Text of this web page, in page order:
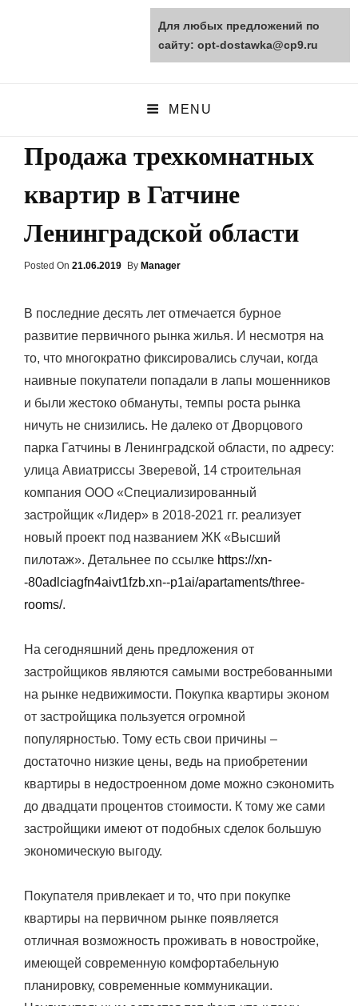
opt-dostawka.ru
MENU
Продажа трехкомнатных
квартир в Гатчине
Ленинградской области
Posted On Posted
21.06.2019 By Manager
В последние десять лет отмечается бурное
развитие первичного рынка жилья. И несмотря на
то, что многократно фиксировались случаи, когда
наивные покупатели попадали в лапы мошенников
и были жестоко обмануты, темпы роста рынка
ничуть не снизились. Не далеко от Дворцового
парка Гатчины в Ленинградской области, по адресу:
улица Авиатриссы Зверевой, 14 строительная
компания ООО «Специализированный
застройщик «Лидер» в 2018-2021 гг. реализует
новый проект под названием ЖК «Высший
пилотаж». Детальнее по ссылке https://xn-
-80adlciagfn4aivt1fzb.xn--p1ai/apartaments/three-
rooms/.
На сегодняшний день предложения от
застройщиков являются самыми востребованными
на рынке недвижимости. Покупка квартиры эконом
от застройщика пользуется огромной
популярностью. Тому есть свои причины –
достаточно низкие цены, ведь на приобретении
квартиры в недостроенном доме можно сэкономить
до двадцати процентов стоимости. К тому же сами
застройщики имеют от подобных сделок большую
экономическую выгоду.
Покупателя привлекает и то, что при покупке
квартиры на первичном рынке появляется
отличная возможность проживать в новостройке,
имеющей современную комфортабельную
планировку, современные коммуникации.
Для любых предложений по
сайту: opt-dostawka@cp9.ru